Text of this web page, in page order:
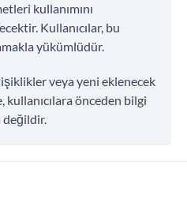
kullanımını
Kullanıcılar, bu
yükümlüdür.
veya yeni eklenecek
önceden bilgi